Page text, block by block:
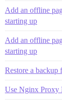
Add an offline
starting up
Add an offline
starting up
Restore a backup
Use Nginx Proxy